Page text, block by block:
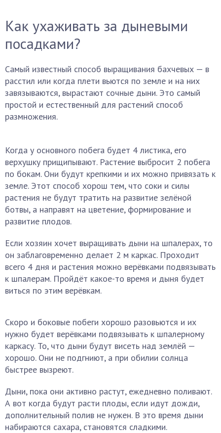
Как ухаживать за дыневыми
посадками?
Самый известный способ выращивания бахчевых — в
расстил или когда плети вьются по земле и на них
завязываются, вырастают сочные дыни. Это самый
простой и естественный для растений способ
размножения.
Когда у основного побега будет 4 листика, его
верхушку прищипывают. Растение выбросит 2 побега
по бокам. Они будут крепкими и их можно привязать к
земле. Этот способ хорош тем, что соки и силы
растения не будут тратить на развитие зелёной
ботвы, а направят на цветение, формирование и
развитие плодов.
Если хозяин хочет выращивать дыни на шпалерах, то
он заблаговременно делает 2 м каркас. Проходит
всего 4 дня и растения можно верёвками подвязывать
к шпалерам. Пройдёт какое-то время и дыня будет
виться по этим верёвкам.
Скоро и боковые побеги хорошо разовьются и их
нужно будет верёвками подвязывать к шпалерному
каркасу. То, что дыни будут висеть над землёй —
хорошо. Они не подгниют, а при обилии солнца
быстрее вызреют.
Дыни, пока они активно растут, ежедневно поливают.
А вот когда будут расти плоды, если идут дожди,
дополнительный полив не нужен. В это время дыни
набираются сахара, становятся сладкими.